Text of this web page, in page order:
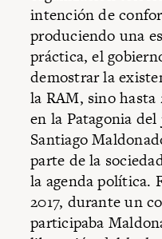
intención de
produciendo una
práctica, el
demostrar la
la RAM, sino hasta
en la Patagonia
Santiago
parte de la
la agenda política.
2017, durante un
participaba